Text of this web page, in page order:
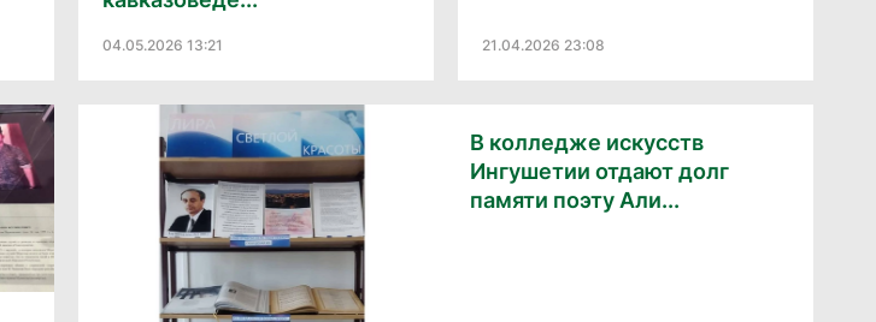
04.05.2026 13:21 21.04.2026 23:08
В колледже искусств
Ингушетии отдают долг
памяти поэту Али...